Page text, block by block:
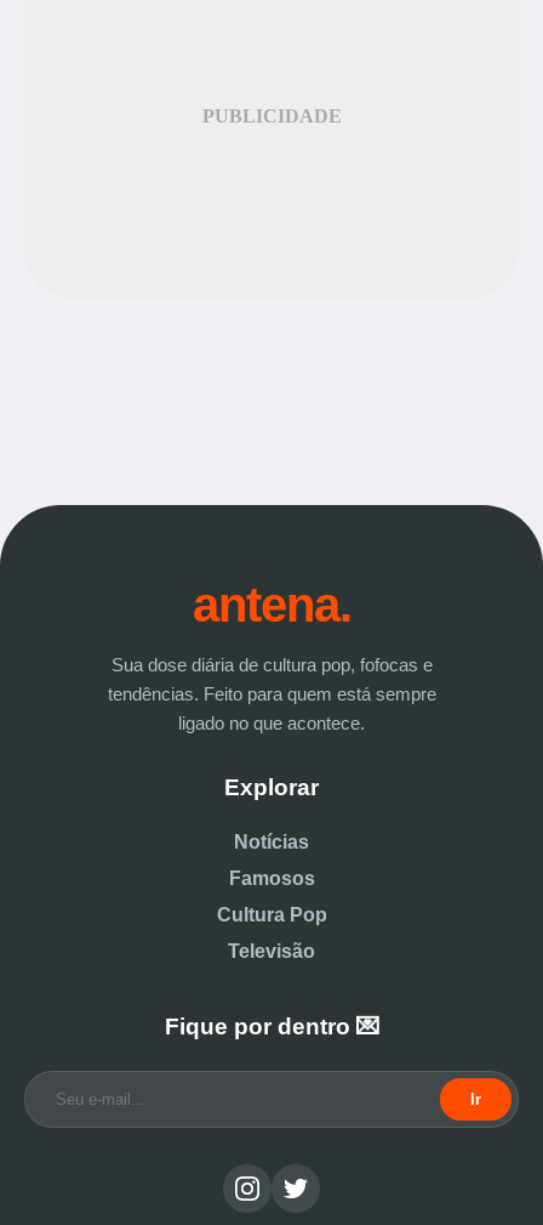
PUBLICIDADE
antena.
Sua dose diária de cultura pop, fofocas e
tendências. Feito para quem está sempre
ligado no que acontece.
Explorar
Notícias
Famosos
Cultura Pop
Televisão
Fique por dentro 💌
Ir